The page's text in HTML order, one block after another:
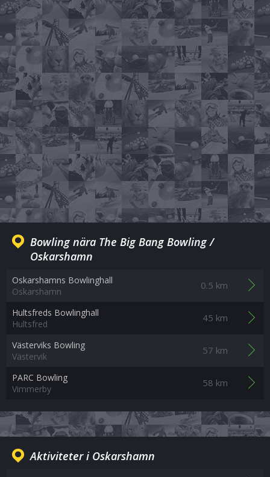
Bowling nära The Big Bang Bowling /
Oskarshamn
Oskarshamns Bowlinghall
Oskarshamn
0.5 km
Hultsfreds Bowlinghall
Hultsfred
45 km
Västerviks Bowling
Västervik
57 km
PARC Bowling
Vimmerby
58 km
Aktiviteter i Oskarshamn